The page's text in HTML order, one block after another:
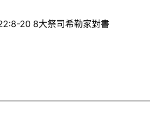
20 8大祭司希勒家對書